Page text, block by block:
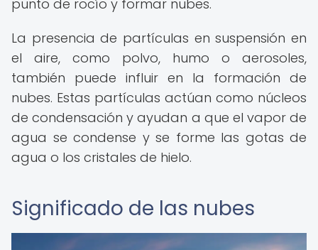
punto de rocío y formar nubes.
La presencia de partículas en suspensión en
el aire, como polvo, humo o aerosoles,
también puede influir en la formación de
nubes. Estas partículas actúan como núcleos
de condensación y ayudan a que el vapor de
agua se condense y se forme las gotas de
agua o los cristales de hielo.
Significado de las nubes